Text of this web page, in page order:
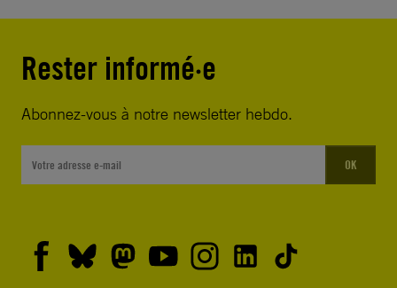
Rester informé·e
Abonnez-vous à notre newsletter hebdo.
OK